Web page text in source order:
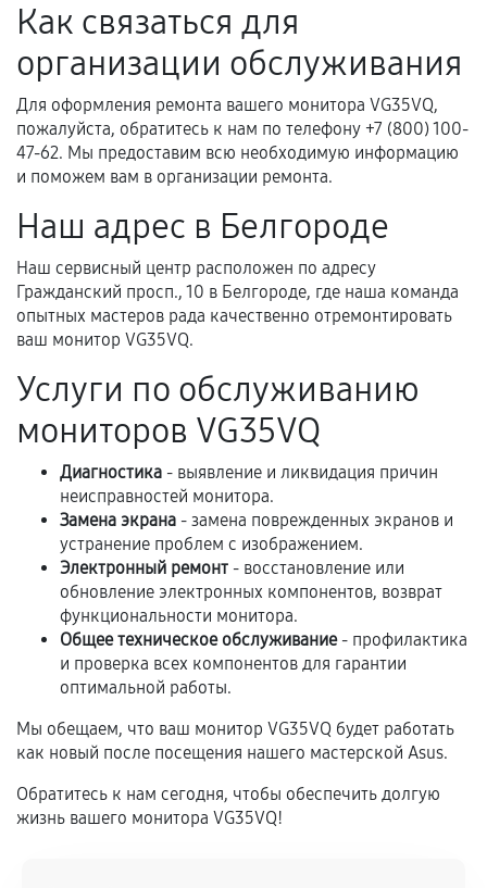
условия продления согласовываются отдельно и
фиксируются в документах.
Когда гарантия не действует
механические повреждения, попадание влаги,
перегрев, коррозия.
Самостоятельный ремонт или вмешательство
третьих лиц.
Естественный износ деталей, если иное не
предусмотрено отдельно.
Обращение после окончания гарантийного
срока.
Программные сбои, если это не указано в
отдельных условиях.
Если комплектующие куплены
самостоятельно
Гарантия на выполненные работы может
сохраняться полностью или частично, если
Предоставленные детали подходят по
техническим параметрам и не имеют внешних
дефектов.
Установка была выполнена нашим сервисным
Как связаться для
организации обслуживания
Для оформления ремонта вашего монитора VG35VQ,
пожалуйста, обратитесь к нам по телефону +7 (800) 100-
47-62. Мы предоставим всю необходимую информацию
и поможем вам в организации ремонта.
Наш адрес в Белгороде
Наш сервисный центр расположен по адресу
Гражданский просп., 10 в Белгороде, где наша команда
опытных мастеров рада качественно отремонтировать
ваш монитор VG35VQ.
Услуги по обслуживанию
мониторов VG35VQ
Диагностика - выявление и ликвидация причин
неисправностей монитора.
Замена экрана - замена поврежденных экранов и
устранение проблем с изображением.
Электронный ремонт - восстановление или
обновление электронных компонентов, возврат
функциональности монитора.
Общее техническое обслуживание- профилактика
и проверка всех компонентов для гарантии
оптимальной работы.
Мы обещаем, что ваш монитор VG35VQ будет работать
как новый после посещения нашего мастерской Asus.
Обратитесь к нам сегодня, чтобы обеспечить долгую
жизнь вашего монитора VG35VQ!